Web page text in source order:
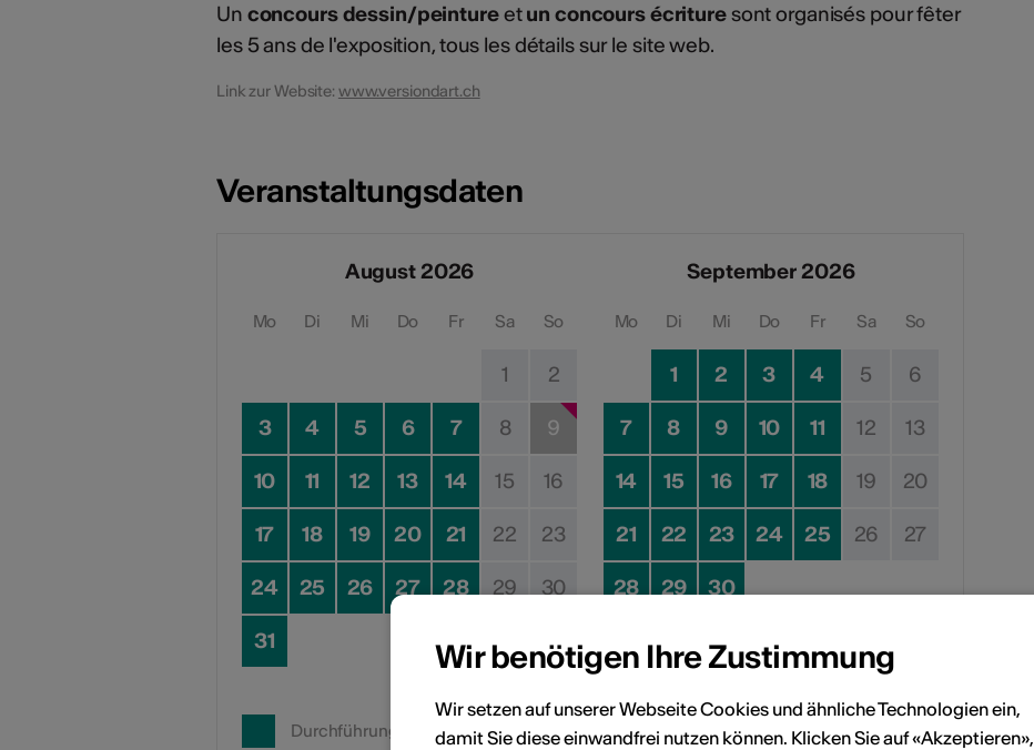
Un concours dessin/peintureetun concours écrituresont organisés pour fêter
les 5 ans de l'exposition, tous les détails sur le site web.
Link zur Website: www.versiondart.ch
Veranstaltungsdaten
August 2026
Mo Di Mi Do Fr Sa So
1 2
3 4 5 6 7 8 9
10 11 12 13 14 15 16
17 18 19 20 21 22 23
24 25 26 27 28 29 30
31
September 2026
Mo Di Mi Do Fr Sa So
1 2 3 4 5 6
7 8 9 10 11 12 13
14 15 16 17 18 19 20
21 22 23 24 25 26 27
28 29 30
Durchführungsdatum Kein Durchführungsdatum
Wir benötigen Ihre Zustimmung
Wir setzen auf unserer Webseite Cookies und ähnliche Technologien ein,
damit Sie diese einwandfrei nutzen können. Klicken Sie auf «Akzeptieren»,